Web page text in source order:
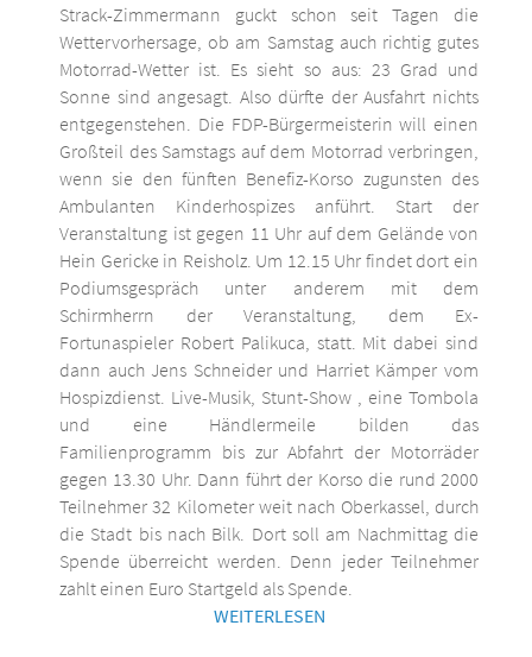
Strack-Zimmermann guckt schon seit Tagen die
Wettervorhersage, ob am Samstag auch richtig gutes
Motorrad-Wetter ist. Es sieht so aus: 23 Grad und
Sonne sind angesagt. Also dürfte der Ausfahrt nichts
entgegenstehen. Die FDP-Bürgermeisterin will einen
Großteil des Samstags auf dem Motorrad verbringen,
wenn sie den fünften Benefiz-Korso zugunsten des
Ambulanten Kinderhospizes anführt. Start der
Veranstaltung ist gegen 11 Uhr auf dem Gelände von
Hein Gericke in Reisholz. Um 12.15 Uhr findet dort ein
Podiumsgespräch unter anderem mit dem
Schirmherrn der Veranstaltung, dem Ex-
Fortunaspieler Robert Palikuca, statt. Mit dabei sind
dann auch Jens Schneider und Harriet Kämper vom
Hospizdienst. Live-Musik, Stunt-Show , eine Tombola
und eine Händlermeile bilden das
Familienprogramm bis zur Abfahrt der Motorräder
gegen 13.30 Uhr. Dann führt der Korso die rund 2000
Teilnehmer 32 Kilometer weit nach Oberkassel, durch
die Stadt bis nach Bilk. Dort soll am Nachmittag die
Spende überreicht werden. Denn jeder Teilnehmer
zahlt einen Euro Startgeld als Spende.
WEITERLESEN